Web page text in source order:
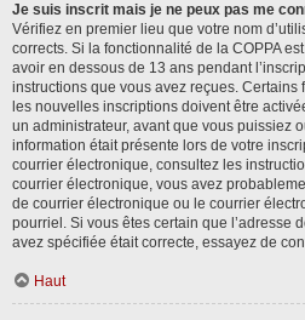
Je suis inscrit mais je ne peux pas me
Vérifiez en premier lieu que votre nom
corrects. Si la fonctionnalité de la COPPA
avoir en dessous de 13 ans pendant
instructions que vous avez reçues.
les nouvelles inscriptions doivent être
un administrateur, avant que vous puissiez
information était présente lors de votre
courrier électronique, consultez les
courrier électronique, vous avez
de courrier électronique ou le courrier
pourriel. Si vous êtes certain que l’adresse
avez spécifiée était correcte, essayez de
Haut